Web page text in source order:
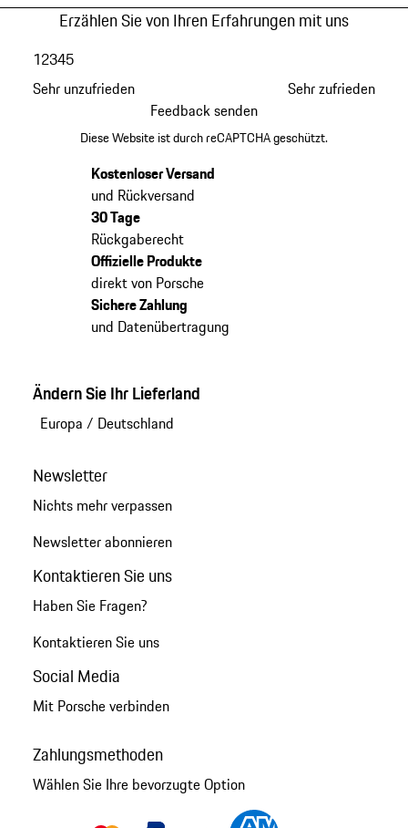
Erzählen Sie von Ihren Erfahrungen mit uns
Sehr unzufrieden
12345
Sehr zufrieden
Feedback senden
Diese Website ist durch reCAPTCHA geschützt.
Kostenloser Versand
und Rückversand
30 Tage
Rückgaberecht
Offizielle Produkte
direkt von Porsche
Sichere Zahlung
und Datenübertragung
Ändern Sie Ihr Lieferland
Europa / Deutschland
Newsletter
Nichts mehr verpassen
Newsletter abonnieren
Kontaktieren Sie uns
Haben Sie Fragen?
Kontaktieren Sie uns
Social Media
Mit Porsche verbinden
Zahlungsmethoden
Wählen Sie Ihre bevorzugte Option